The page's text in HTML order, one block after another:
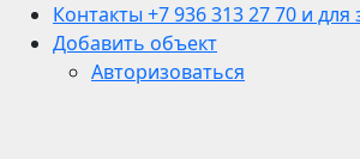
Контакты +7 936 313 27 70 и для
Добавить объект
Авторизоваться